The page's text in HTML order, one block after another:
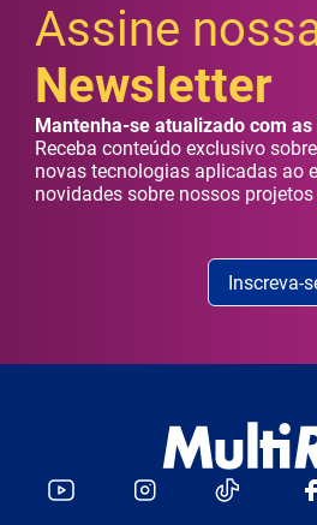
Assine
Newsletter
Mantenha-se atualizado com
Receba conteúdo exclusivo
novas tecnologias aplicadas ao
novidades sobre nossos
Inscreva-